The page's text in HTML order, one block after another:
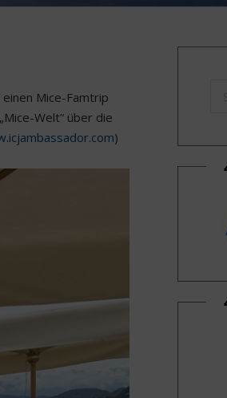
Mice-Famtrip
Welt“ über die
)